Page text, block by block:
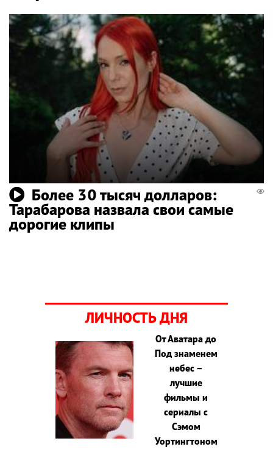
Более 30 тысяч долларов:
Тарабарова назвала свои самые
дорогие клипы
ЛИЧНОСТЬ ДНЯ
От Аватара до
Под знаменем
небес –
лучшие
фильмы и
сериалы с
Сэмом
Уортингтоном